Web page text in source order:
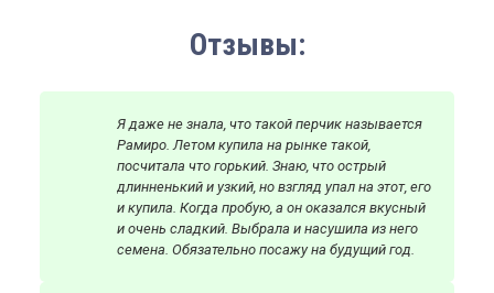
Отзывы:
Я даже не знала, что такой перчик называется
Рамиро. Летом купила на рынке такой,
посчитала что горький. Знаю, что острый
длинненький и узкий, но взгляд упал на этот, его
и купила. Когда пробую, а он оказался вкусный
и очень сладкий. Выбрала и насушила из него
семена. Обязательно посажу на будущий год.